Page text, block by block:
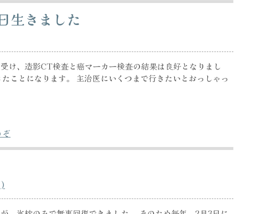
生きました
け、造影CT検査と癌マーカー検査の結果は良好となりまし
ことになります。 主治医にいくつまで行きたいとおっしゃっ
ぞ